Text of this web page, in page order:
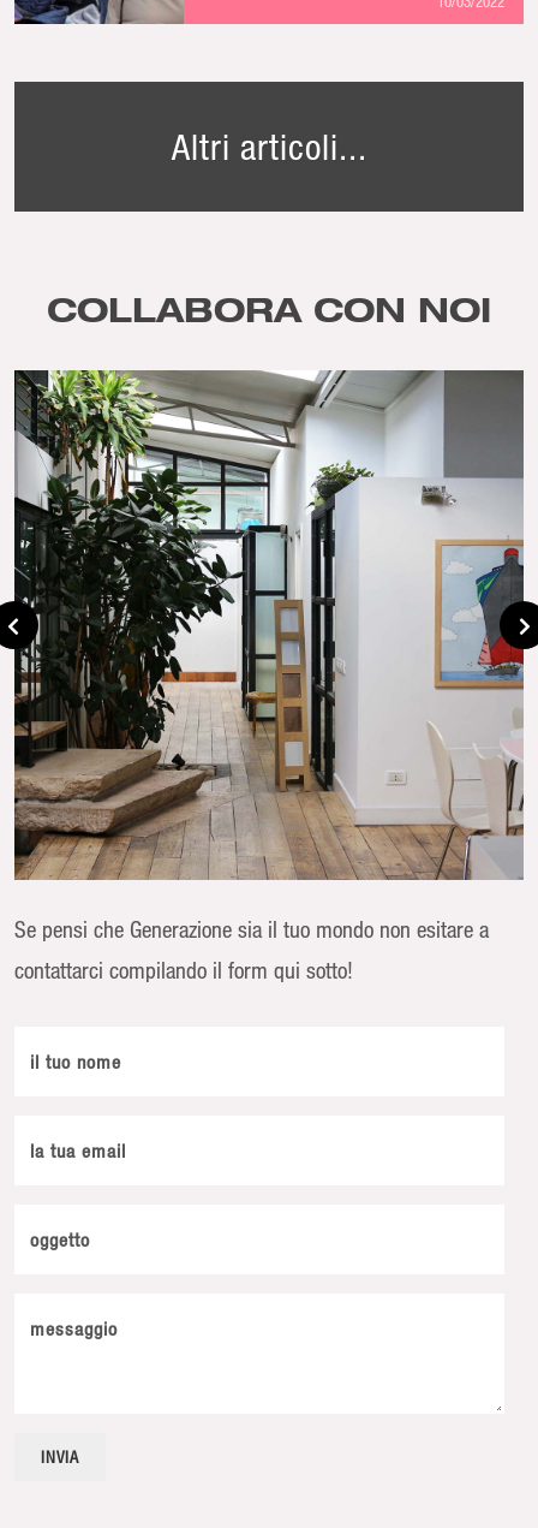
Altri articoli...
COLLABORA CON NOI
Se pensi che Generazione sia il tuo mondo non esitare a
contattarci compilando il form qui sotto!
il tuo nome
la tua email
oggetto
messaggio